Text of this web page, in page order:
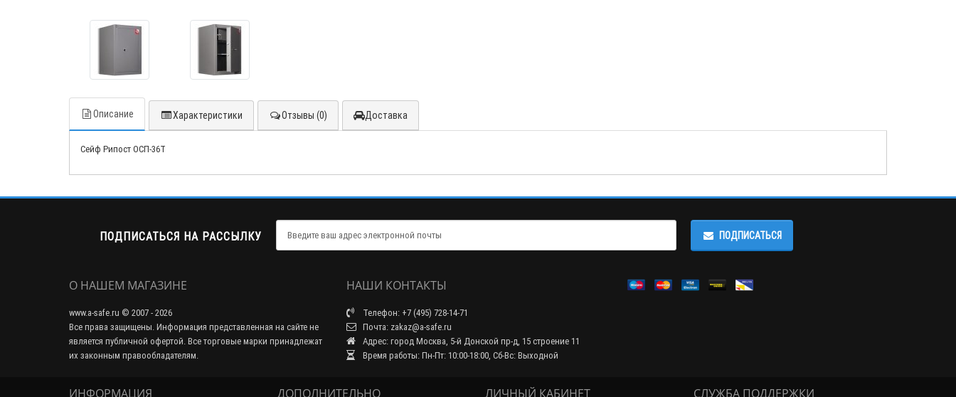
Описание Характеристики Отзывы (0) Доставка
Сейф Рипост ОСП-36Т
ПОДПИСАТЬСЯ НА РАССЫЛКУ ПОДПИСАТЬСЯ
О НАШЕМ МАГАЗИНЕ
www.a-safe.ru © 2007 - 2026
Все права защищены. Информация представленная на сайте не
является публичной офертой. Все торговые марки принадлежат
их законным правообладателям.
НАШИ КОНТАКТЫ
Телефон: +7 (495) 728-14-71
Почта: zakaz@a-safe.ru
Адрес: город Москва, 5-й Донской пр-д, 15 строение 11
Время работы: Пн-Пт: 10:00-18:00, Сб-Вс: Выходной
ИНФОРМАЦИЯ ДОПОЛНИТЕЛЬНО ЛИЧНЫЙ КАБИНЕТ СЛУЖБА ПОДДЕРЖКИ